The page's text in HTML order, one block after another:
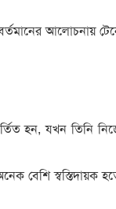
আলোচনায়
হন, যখন তিনি
বেশি স্বস্তিদায়ক